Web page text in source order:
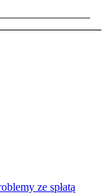
ze spłatą